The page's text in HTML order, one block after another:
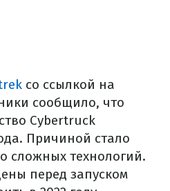
со ссылкой на
сообщило, что
Cybertruck
Причиной стало
сложных технологий.
перед запуском